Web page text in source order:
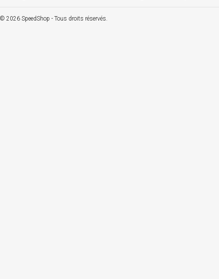
© 2026 SpeedShop - Tous droits réservés.